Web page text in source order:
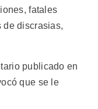
fatales
de discrasias,
publicado en
que se le